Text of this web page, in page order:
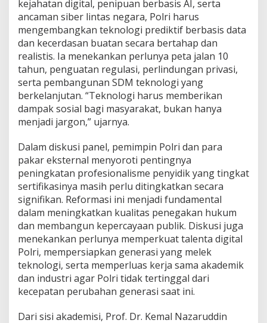
kejahatan digital, penipuan berbasis AI, serta
ancaman siber lintas negara, Polri harus
mengembangkan teknologi prediktif berbasis data
dan kecerdasan buatan secara bertahap dan
realistis. Ia menekankan perlunya peta jalan 10
tahun, penguatan regulasi, perlindungan privasi,
serta pembangunan SDM teknologi yang
berkelanjutan. “Teknologi harus memberikan
dampak sosial bagi masyarakat, bukan hanya
menjadi jargon,” ujarnya.
Dalam diskusi panel, pemimpin Polri dan para
pakar eksternal menyoroti pentingnya
peningkatan profesionalisme penyidik yang tingkat
sertifikasinya masih perlu ditingkatkan secara
signifikan. Reformasi ini menjadi fundamental
dalam meningkatkan kualitas penegakan hukum
dan membangun kepercayaan publik. Diskusi juga
menekankan perlunya memperkuat talenta digital
Polri, mempersiapkan generasi yang melek
teknologi, serta memperluas kerja sama akademik
dan industri agar Polri tidak tertinggal dari
kecepatan perubahan generasi saat ini.
Dari sisi akademisi, Prof. Dr. Kemal Nazaruddin